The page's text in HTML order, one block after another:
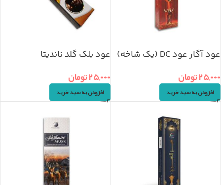
عود آگار عود DC (یک شاخه)
۲۵,۰۰۰تومان
افزودن به سبد خرید
عود بلک گلد ناندیتا
۲۵,۰۰۰تومان
افزودن به سبد خرید